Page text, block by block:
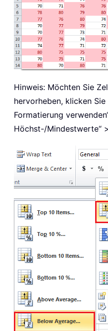
Hinweis: Möchten Sie
hervorheben, klicken
Formatierung
Höchst-/Mindestwerte“